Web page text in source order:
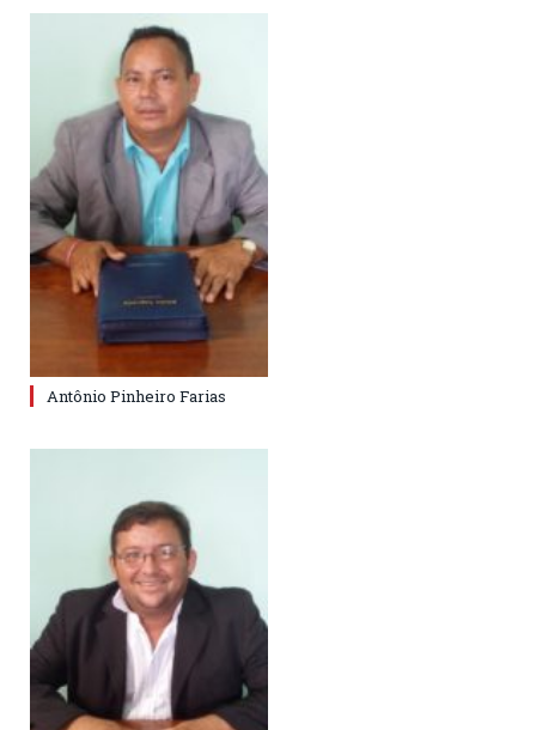
Antônio Pinheiro Farias